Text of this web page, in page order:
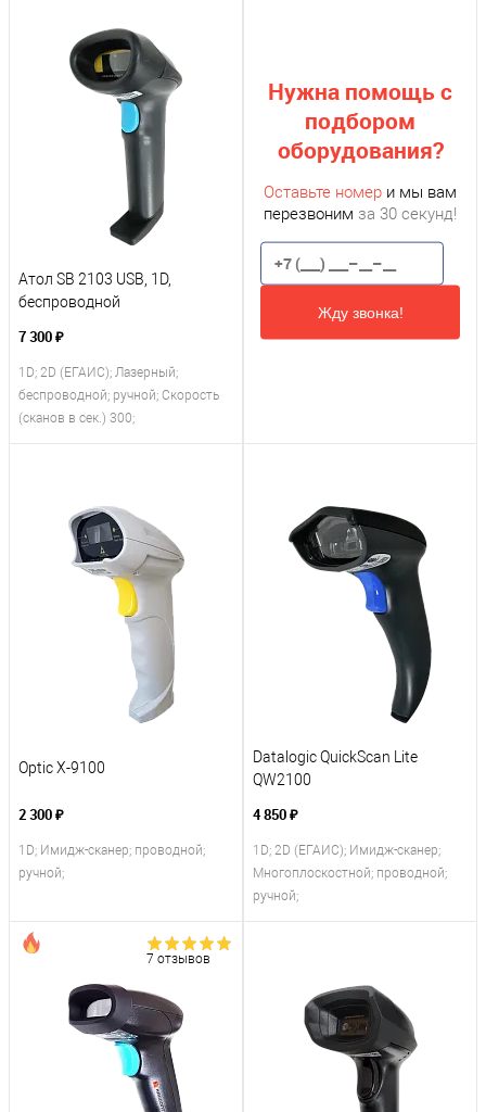
Атол SB 2103 USB, 1D,
беспроводной
7 300 ₽
1D; 2D (ЕГАИС); Лазерный;
беспроводной; ручной; Скорость
(сканов в сек.) 300;
Нужна помощь с
подбором
оборудования?
Оставьте номер и мы вам
перезвоним за 30 секунд!
Жду звонка!
Optic X-9100
2 300 ₽
1D; Имидж-сканер; проводной;
ручной;
Datalogic QuickScan Lite
QW2100
4 850 ₽
1D; 2D (ЕГАИС); Имидж-сканер;
Многоплоскостной; проводной;
ручной;
7 отзывов